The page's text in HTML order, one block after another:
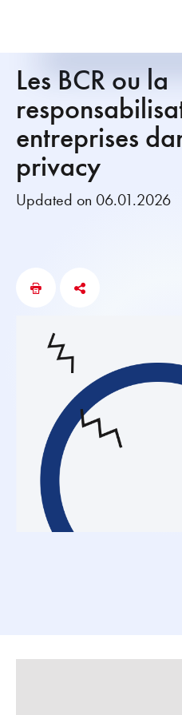
Les BCR ou la
entreprises
privacy
Updated on 06.01.2026